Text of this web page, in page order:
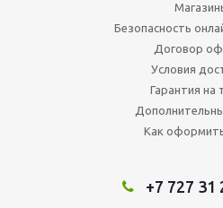
Безопасность
Договор
Условия
Гарантия на
Как
+7 727 31